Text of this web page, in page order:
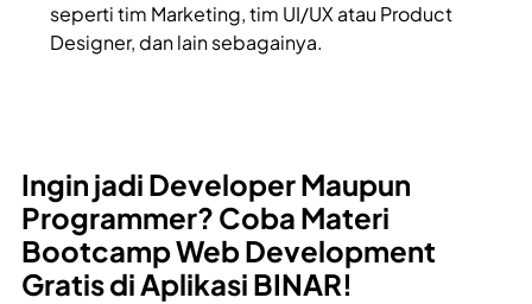
seperti tim Marketing, tim UI/UX atau Product
Designer, dan lain sebagainya.
Ingin jadi Developer Maupun
Programmer? Coba Materi
Bootcamp Web Development
Gratis di Aplikasi BINAR!